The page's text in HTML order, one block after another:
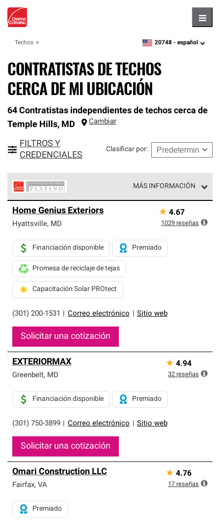
Techos zipcode,language
20748 - español
CONTRATISTAS DE TECHOS
CERCA DE MI UBICACIÓN
64 Contratistas independientes de techos cerca de
Temple Hills, MD Cambiar
FILTROS Y
CREDENCIALES
Clasificar por:
MÁS INFORMACIÓN
Corning constituyen el nivel superior de nuestra red
exclusiva y cumplen con estándares estrictos de
Solo ellos pueden ofrecer nuestra mejor garantía de
sistemas de techos.
Home Genius Exteriors
Hyattsville, MD
(301) 200-1531 Correo electrónico Sitio web
Financiación disponible Premiado
Promesa de reciclaje de tejas
Capacitación Solar PROtect
Solicitar una cotización
★ 4.67
1029 reseñas
EXTERIORMAX
Greenbelt, MD
(301) 750-3899 Correo electrónico Sitio web
Financiación disponible Premiado
Solicitar una cotización
★ 4.94
32 reseñas
Omari Construction LLC
Fairfax, VA
Premiado
★ 4.76
17 reseñas